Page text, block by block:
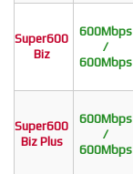
Super600
Biz
600Mbps
/
600Mbps
Super600
Biz Plus
600Mbps
/
600Mbps